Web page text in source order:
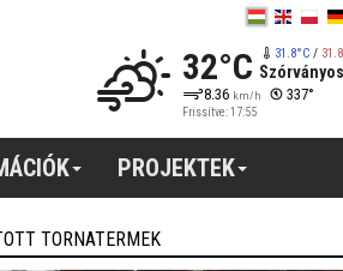
32°C 31.8°C/
8.36 km/h 337°
Frissítve: 17:55
PROJEKTEK
TORNATERMEK